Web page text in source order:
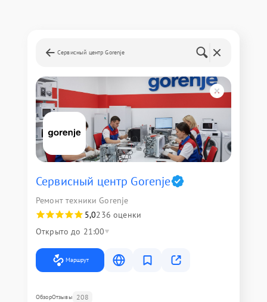
Сервисный центр Gorenje
Сервисный центр Gorenje
Ремонт техники Gorenje
5,0236 оценки
Открыто до 21:00
Маршрут
ОбзорОтзывы 208